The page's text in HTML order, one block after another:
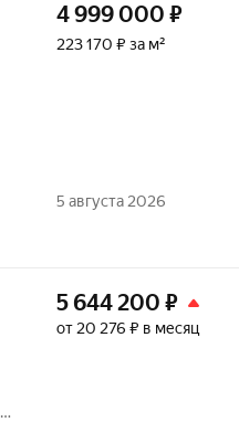
4 999 000 ₽
223 170 ₽ за м²
5 августа 2026
5 644 200 ₽
от 20 276 ₽ в месяц